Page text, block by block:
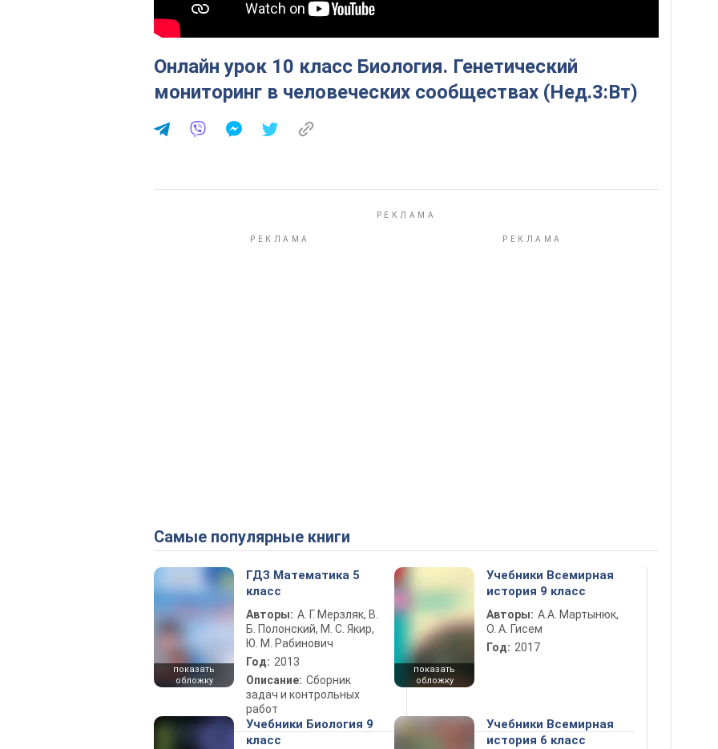
Онлайн урок 10 класс Биология. Генетический
мониторинг в человеческих сообществах (Нед.3:Вт)
Самые популярные книги
показать
обложку
ГДЗ Математика 5
класс
Авторы: А. Г. Мерзляк, В.
Б. Полонский, М. С. Якир,
Ю. М. Рабинович
Год: 2013
Описание: Сборник
задач и контрольных
работ
показать
обложку
Учебники Всемирная
история 9 класс
Авторы: А.А. Мартынюк,
О. А. Гисем
Год: 2017
Учебники Биология 9
класс
Учебники Всемирная
история 6 класс